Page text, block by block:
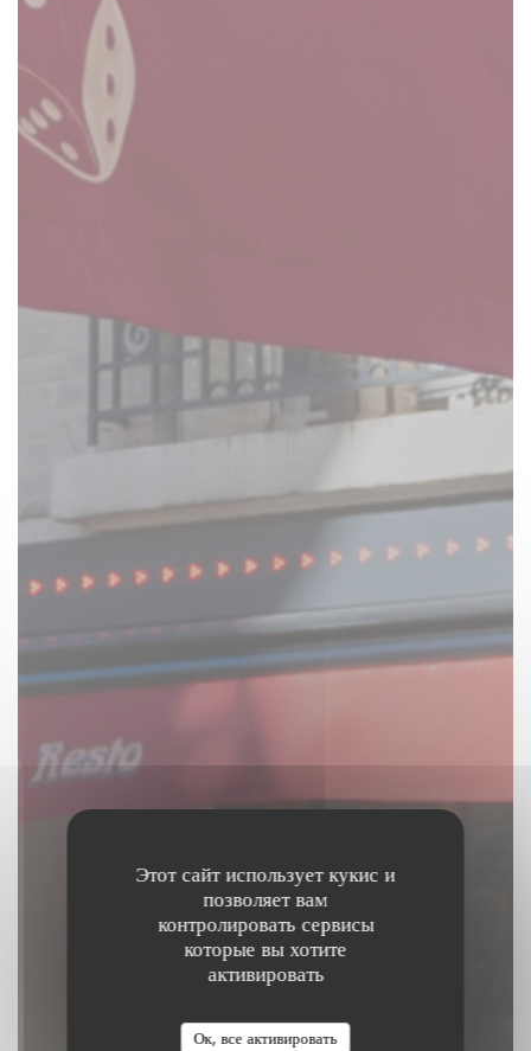
Этот сайт использует кукис и
позволяет вам
контролировать сервисы
которые вы хотите
активировать
Ок, все активировать
Aux Dés Calés 17 -